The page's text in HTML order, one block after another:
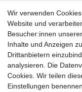
Flaschen nicht
höhere
aus, allerdings
Wir verwenden
Website und
Besucher:innen
Inhalte und Anzeigen
Drittanbietern
analysieren. Die
Cookies. Wir teilen
Einstellungen benennen.